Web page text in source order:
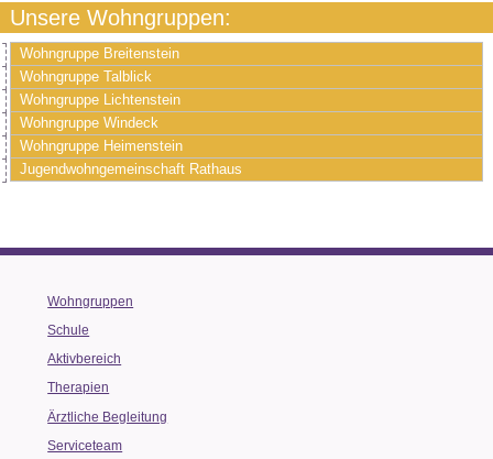
Unsere Wohngruppen:
Wohngruppe Breitenstein
Wohngruppe Talblick
Wohngruppe Lichtenstein
Wohngruppe Windeck
Wohngruppe Heimenstein
Jugendwohngemeinschaft Rathaus
Wohngruppen
Schule
Aktivbereich
Therapien
Ärztliche Begleitung
Serviceteam